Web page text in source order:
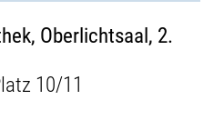
Oberlichtsaal, 2.
10/11